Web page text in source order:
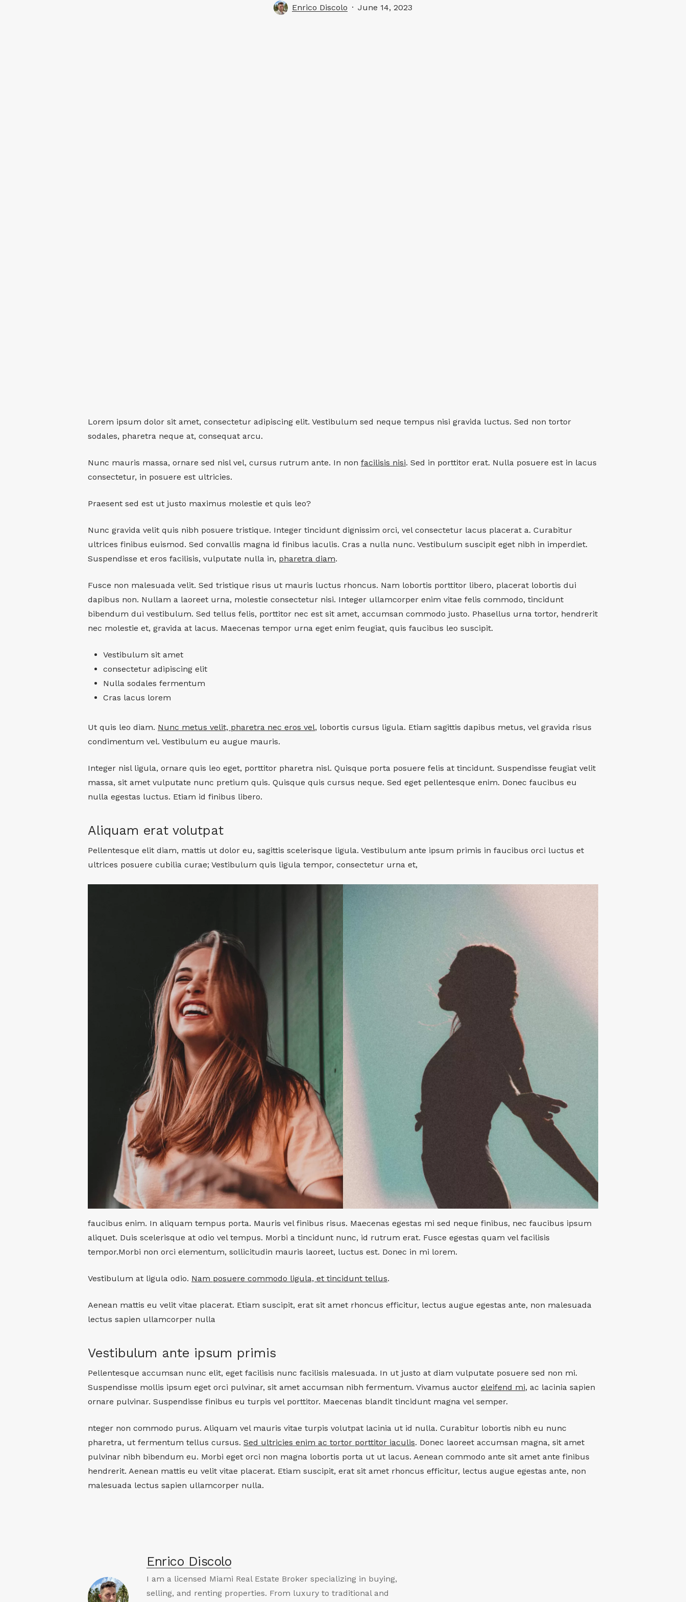
Enrico Discolo June 14, 2023
Lorem ipsum dolor sit amet, consectetur adipiscing elit. Vestibulum sed neque tempus nisi gravida luctus. Sed non tortor
sodales, pharetra neque at, consequat arcu.
Nunc mauris massa, ornare sed nisl vel, cursus rutrum ante. In non facilisis nisi. Sed in porttitor erat. Nulla posuere est in lacus
consectetur, in posuere est ultricies.
Praesent sed est ut justo maximus molestie et quis leo?
Nunc gravida velit quis nibh posuere tristique. Integer tincidunt dignissim orci, vel consectetur lacus placerat a. Curabitur
ultrices finibus euismod. Sed convallis magna id finibus iaculis. Cras a nulla nunc. Vestibulum suscipit eget nibh in imperdiet.
Suspendisse et eros facilisis, vulputate nulla in, pharetra diam.
Fusce non malesuada velit. Sed tristique risus ut mauris luctus rhoncus. Nam lobortis porttitor libero, placerat lobortis dui
dapibus non. Nullam a laoreet urna, molestie consectetur nisi. Integer ullamcorper enim vitae felis commodo, tincidunt
bibendum dui vestibulum. Sed tellus felis, porttitor nec est sit amet, accumsan commodo justo. Phasellus urna tortor, hendrerit
nec molestie et, gravida at lacus. Maecenas tempor urna eget enim feugiat, quis faucibus leo suscipit.
Vestibulum sit amet
consectetur adipiscing elit
Nulla sodales fermentum
Cras lacus lorem
Ut quis leo diam. Nunc metus velit, pharetra nec eros vel, lobortis cursus ligula. Etiam sagittis dapibus metus, vel gravida risus
condimentum vel. Vestibulum eu augue mauris.
Integer nisl ligula, ornare quis leo eget, porttitor pharetra nisl. Quisque porta posuere felis at tincidunt. Suspendisse feugiat velit
massa, sit amet vulputate nunc pretium quis. Quisque quis cursus neque. Sed eget pellentesque enim. Donec faucibus eu
nulla egestas luctus. Etiam id finibus libero.
Aliquam erat volutpat
Pellentesque elit diam, mattis ut dolor eu, sagittis scelerisque ligula. Vestibulum ante ipsum primis in faucibus orci luctus et
ultrices posuere cubilia curae; Vestibulum quis ligula tempor, consectetur urna et,
faucibus enim. In aliquam tempus porta. Mauris vel finibus risus. Maecenas egestas mi sed neque finibus, nec faucibus ipsum
aliquet. Duis scelerisque at odio vel tempus. Morbi a tincidunt nunc, id rutrum erat. Fusce egestas quam vel facilisis
tempor.Morbi non orci elementum, sollicitudin mauris laoreet, luctus est. Donec in mi lorem.
Vestibulum at ligula odio. Nam posuere commodo ligula, et tincidunt tellus.
Aenean mattis eu velit vitae placerat. Etiam suscipit, erat sit amet rhoncus efficitur, lectus augue egestas ante, non malesuada
lectus sapien ullamcorper nulla
Vestibulum ante ipsum primis
Pellentesque accumsan nunc elit, eget facilisis nunc facilisis malesuada. In ut justo at diam vulputate posuere sed non mi.
Suspendisse mollis ipsum eget orci pulvinar, sit amet accumsan nibh fermentum. Vivamus auctor eleifend mi, ac lacinia sapien
ornare pulvinar. Suspendisse finibus eu turpis vel porttitor. Maecenas blandit tincidunt magna vel semper.
nteger non commodo purus. Aliquam vel mauris vitae turpis volutpat lacinia ut id nulla. Curabitur lobortis nibh eu nunc
pharetra, ut fermentum tellus cursus. Sed ultricies enim ac tortor porttitor iaculis. Donec laoreet accumsan magna, sit amet
pulvinar nibh bibendum eu. Morbi eget orci non magna lobortis porta ut ut lacus. Aenean commodo ante sit amet ante finibus
hendrerit. Aenean mattis eu velit vitae placerat. Etiam suscipit, erat sit amet rhoncus efficitur, lectus augue egestas ante, non
malesuada lectus sapien ullamcorper nulla.
Enrico Discolo
I am a licensed Miami Real Estate Broker specializing in buying,
selling, and renting properties. From luxury to traditional and